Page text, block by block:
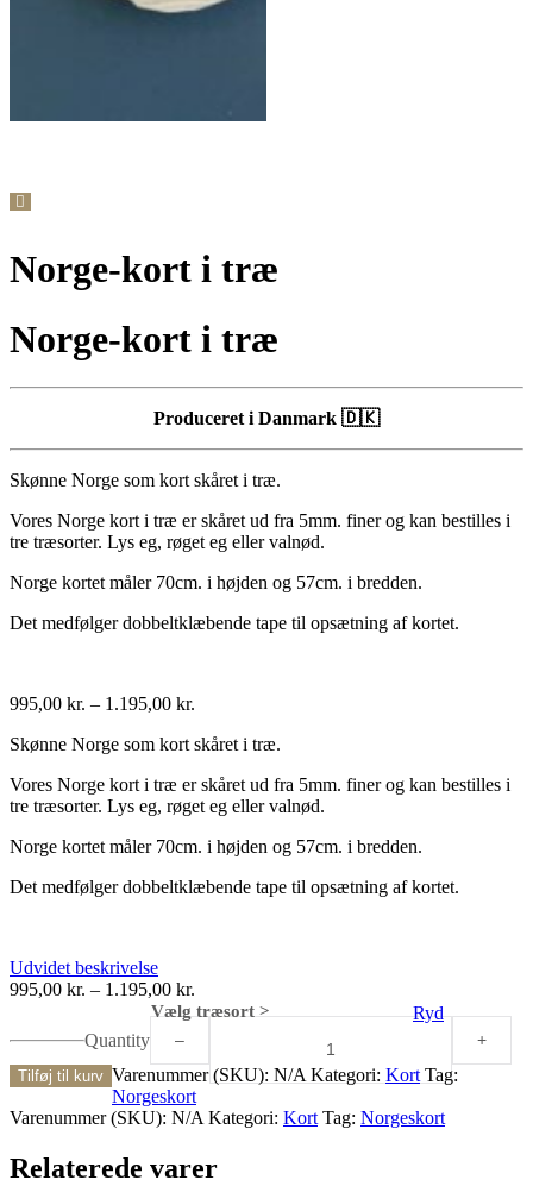
Norge-kort i træ
Norge-kort i træ
Produceret i Danmark 🇩🇰
Skønne Norge som kort skåret i træ.
Vores Norge kort i træ er skåret ud fra 5mm. finer og kan bestilles i
tre træsorter. Lys eg, røget eg eller valnød.
Norge kortet måler 70cm. i højden og 57cm. i bredden.
Det medfølger dobbeltklæbende tape til opsætning af kortet.
995,00 kr. – 1.195,00 kr.
Skønne Norge som kort skåret i træ.
Vores Norge kort i træ er skåret ud fra 5mm. finer og kan bestilles i
tre træsorter. Lys eg, røget eg eller valnød.
Norge kortet måler 70cm. i højden og 57cm. i bredden.
Det medfølger dobbeltklæbende tape til opsætning af kortet.
Udvidet beskrivelse
995,00 kr. – 1.195,00 kr.
Vælg træsort >
Ryd
Quantity
– +
Tilføj til kurv Varenummer (SKU): N/A Kategori: Kort Tag:
Norgeskort
Varenummer (SKU): N/A Kategori: Kort Tag: Norgeskort
Relaterede varer